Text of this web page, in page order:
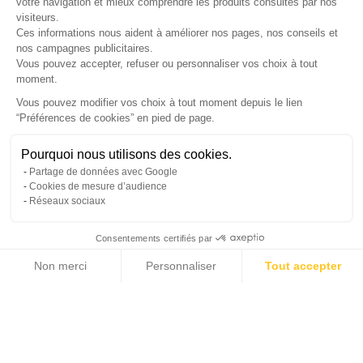
visiteurs.
Ces informations nous aident à améliorer nos pages, nos conseils et
nos campagnes publicitaires.
Vous pouvez accepter, refuser ou personnaliser vos choix à tout
moment.
Vous pouvez modifier vos choix à tout moment depuis le lien
“Préférences de cookies” en pied de page.
Pourquoi nous utilisons des cookies.
Partage de données avec Google
Cookies de mesure d’audience
Réseaux sociaux
Consentements certifiés par
Non merci Personnaliser Tout accepter
Gérer mes cookies
LETTRE D'INFORMATIONS
© Copyright 2026 France Galerie. Tous droits reservés.
Cliquez-ici pour modifier vos préférences en matière de cookies